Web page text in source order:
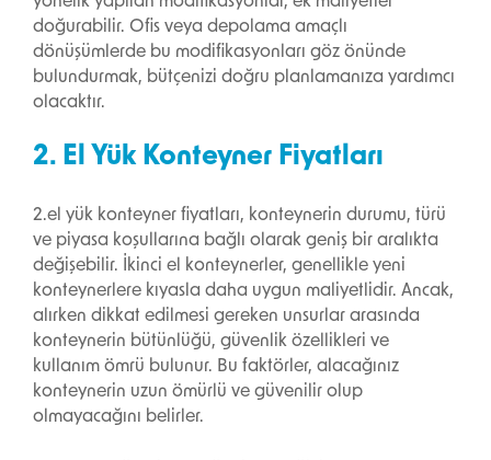
doğurabilir. Ofis veya depolama amaçlı
dönüşümlerde bu modifikasyonları göz önünde
bulundurmak, bütçenizi doğru planlamanıza yardımcı
olacaktır.
2. El Yük Konteyner Fiyatları
2.el yük konteyner fiyatları, konteynerin durumu, türü
ve piyasa koşullarına bağlı olarak geniş bir aralıkta
değişebilir. İkinci el konteynerler, genellikle yeni
konteynerlere kıyasla daha uygun maliyetlidir. Ancak,
alırken dikkat edilmesi gereken unsurlar arasında
konteynerin bütünlüğü, güvenlik özellikleri ve
kullanım ömrü bulunur. Bu faktörler, alacağınız
konteynerin uzun ömürlü ve güvenilir olup
olmayacağını belirler.